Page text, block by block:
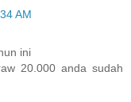
AM
ini
20.000 anda sudah